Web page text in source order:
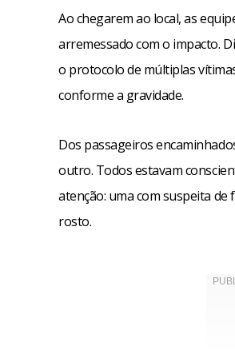
Ao chegarem ao local, as
arremessado com o impacto.
o protocolo de múltiplas
conforme a gravidade.
Dos passageiros
outro. Todos estavam
atenção: uma com suspeita
rosto.